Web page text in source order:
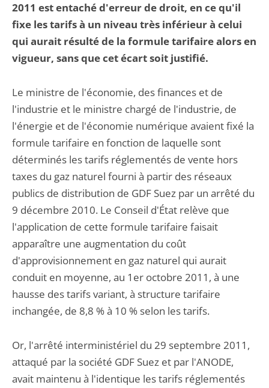
2011 est entaché d'erreur de droit, en ce qu'il
fixe les tarifs à un niveau très inférieur à celui
qui aurait résulté de la formule tarifaire alors en
vigueur, sans que cet écart soit justifié.
Le ministre de l'économie, des finances et de
l'industrie et le ministre chargé de l'industrie, de
l'énergie et de l'économie numérique avaient fixé la
formule tarifaire en fonction de laquelle sont
déterminés les tarifs réglementés de vente hors
taxes du gaz naturel fourni à partir des réseaux
publics de distribution de GDF Suez par un arrêté du
9 décembre 2010. Le Conseil d'État relève que
l'application de cette formule tarifaire faisait
apparaître une augmentation du coût
d'approvisionnement en gaz naturel qui aurait
conduit en moyenne, au 1er octobre 2011, à une
hausse des tarifs variant, à structure tarifaire
inchangée, de 8,8 % à 10 % selon les tarifs.
Or, l'arrêté interministériel du 29 septembre 2011,
attaqué par la société GDF Suez et par l'ANODE,
avait maintenu à l'identique les tarifs réglementés